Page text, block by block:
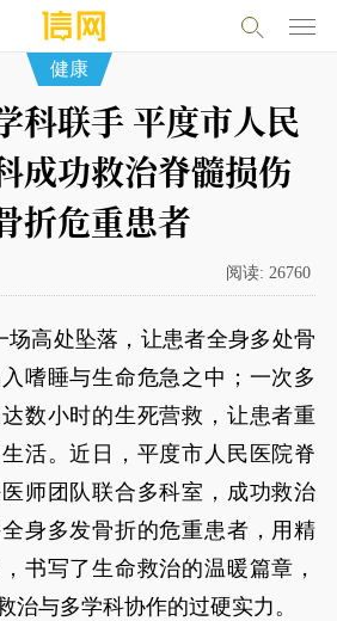
健康
科联手 平度市人民
成功救治脊髓损伤
折危重患者
阅读: 26760
高处坠落，让患者全身多处骨
嗜睡与生命危急之中；一次多
数小时的生死营救，让患者重
活。近日，平度市人民医院脊
师团队联合多科室，成功救治
身多发骨折的危重患者，用精
书写了生命救治的温暖篇章，
治与多学科协作的过硬实力。